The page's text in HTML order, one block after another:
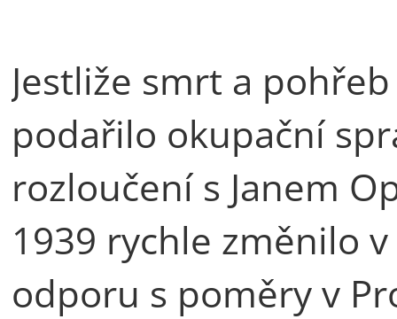
Jestliže smrt a
podařilo okupační
rozloučení s Janem
1939 rychle změnilo
odporu s poměry v